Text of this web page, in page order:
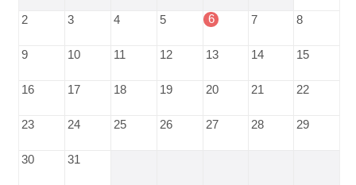
2 3 4 5 6 7 8
9 10 11 12 13 14 15
16 17 18 19 20 21 22
23 24 25 26 27 28 29
30 31